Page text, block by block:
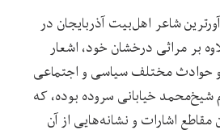
شاعر اهل‌بیت آذربایجان در
بر مراثی درخشان خود، اشعار
حوادث مختلف سیاسی و اجتماعی
خیابانی سروده بوده، که
اشارات و نشانه‌هایی از آن